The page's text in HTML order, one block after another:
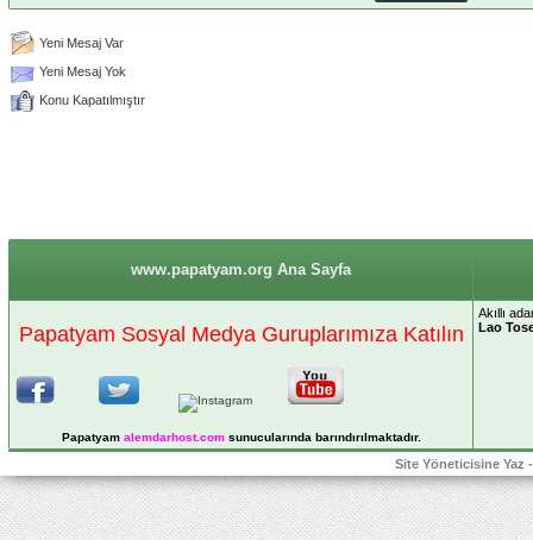
Yeni Mesaj Var
Yeni Mesaj Yok
Konu Kapatılmıştır
www.papatyam.org Ana Sayfa
Papatyam Sosyal Medya Guruplarımıza Katılın
Papatyam alemdarhost.comsunucularında barındırılmaktadır.
Akıllı
Lao
Site Yöneticisine Yaz